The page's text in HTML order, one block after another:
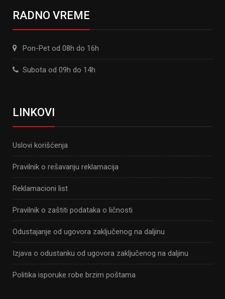
RADNO VREME
Pon-Pet od 08h do 16h
Subota od 09h do 14h
LINKOVI
Uslovi korišćenja
Pravilnik o rešavanju reklamacija
Reklamacioni list
Pravilnik o zaštiti podataka o ličnosti
Odustajanje od ugovora zaključenog na daljinu
Izjava o odustanku od ugovora zaključenog na daljinu
Politika isporuke robe brzim poštama